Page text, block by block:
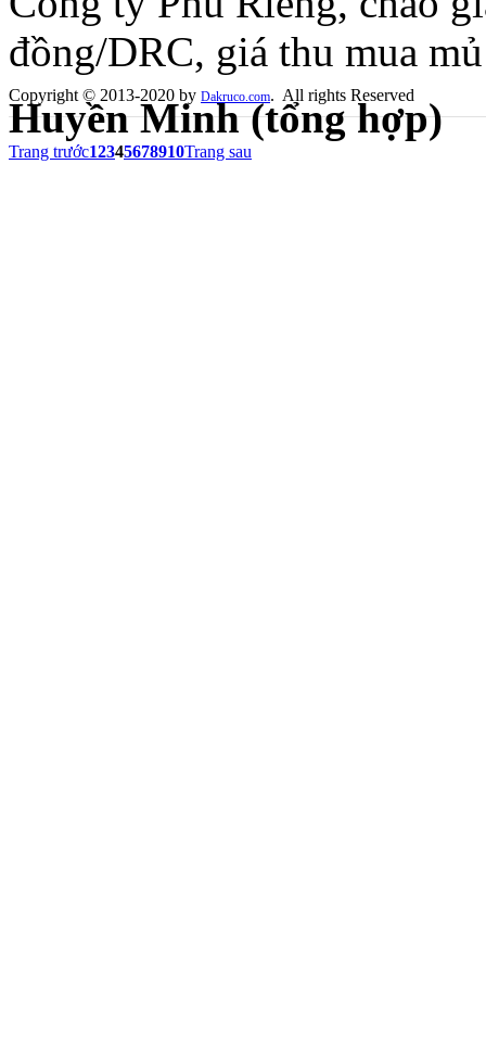
đồng/DRC, giá thu mua
Huyền Minh (tổng hợp)
Trang trước12345678910Trang sau
Copyright © 2013-2020 by Dakruco.com. All rights Reserved